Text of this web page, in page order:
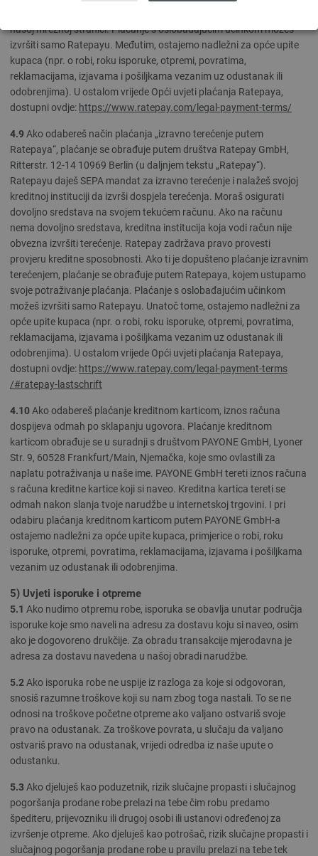
našoj mrežnoj stranici. Plaćanje s oslobađajućim učinkom možeš
izvršiti samo Ratepayu. Međutim, ostajemo nadležni za opće upite
kupaca (npr. o robi, roku isporuke, otpremi, povratima,
reklamacijama, izjavama i pošiljkama vezanim uz odustanak ili
odobrenjima). U ostalom vrijede Opći uvjeti plaćanja Ratepaya,
dostupni ovdje: https://www.ratepay.com/legal-payment-terms/
4.9Ako odabereš način plaćanja „izravno terećenje putem
Ratepaya“, plaćanje se obrađuje putem društva Ratepay GmbH,
Ritterstr. 12-14 10969 Berlin (u daljnjem tekstu „Ratepay“).
Ratepayu daješ SEPA mandat za izravno terećenje i nalažeš svojoj
kreditnoj instituciji da izvrši dospjela terećenja. Moraš osigurati
dovoljno sredstava na svojem tekućem računu. Ako na računu
nema dovoljno sredstava, kreditna institucija koja vodi račun nije
obvezna izvršiti terećenje. Ratepay zadržava pravo provesti
provjeru kreditne sposobnosti. Ako ti je dopušteno plaćanje izravnim
terećenjem, plaćanje se obrađuje putem Ratepaya, kojem ustupamo
svoje potraživanje plaćanja. Plaćanje s oslobađajućim učinkom
možeš izvršiti samo Ratepayu. Unatoč tome, ostajemo nadležni za
opće upite kupaca (npr. o robi, roku isporuke, otpremi, povratima,
reklamacijama, izjavama i pošiljkama vezanim uz odustanak ili
odobrenjima). U ostalom vrijede Opći uvjeti plaćanja Ratepaya,
dostupni ovdje: https://www.ratepay.com/legal-payment-terms
/#ratepay-lastschrift
4.10Ako odabereš plaćanje kreditnom karticom, iznos računa
dospijeva odmah po sklapanju ugovora. Plaćanje kreditnom
karticom obrađuje se u suradnji s društvom PAYONE GmbH, Lyoner
Str. 9, 60528 Frankfurt/Main, Njemačka, koje smo ovlastili za
naplatu potraživanja u naše ime. PAYONE GmbH tereti iznos računa
s računa kreditne kartice koji si naveo. Kreditna kartica tereti se
odmah nakon slanja tvoje narudžbe u internetskoj trgovini. I pri
odabiru plaćanja kreditnom karticom putem PAYONE GmbH-a
ostajemo nadležni za opće upite kupaca, primjerice o robi, roku
isporuke, otpremi, povratima, reklamacijama, izjavama i pošiljkama
vezanim uz odustanak ili odobrenjima.
5) Uvjeti isporuke i otpreme
5.1 Ako nudimo otpremu robe, isporuka se obavlja unutar područja
isporuke koje smo naveli na adresu za dostavu koju si naveo, osim
ako je dogovoreno drukčije. Za obradu transakcije mjerodavna je
adresa za dostavu navedena u našoj obradi narudžbe.
5.2Ako isporuka robe ne uspije iz razloga za koje si odgovoran,
snosiš razumne troškove koji su nam zbog toga nastali. To se ne
odnosi na troškove početne otpreme ako valjano ostvariš svoje
pravo na odustanak. Za troškove povrata, u slučaju da valjano
ostvariš pravo na odustanak, vrijedi odredba iz naše upute o
odustanku.
5.3Ako djeluješ kao poduzetnik, rizik slučajne propasti i slučajnog
pogoršanja prodane robe prelazi na tebe čim robu predamo
špediteru, prijevozniku ili drugoj osobi ili ustanovi određenoj za
izvršenje otpreme. Ako djeluješ kao potrošač, rizik slučajne propasti i
slučajnog pogoršanja prodane robe u pravilu prelazi na tebe tek